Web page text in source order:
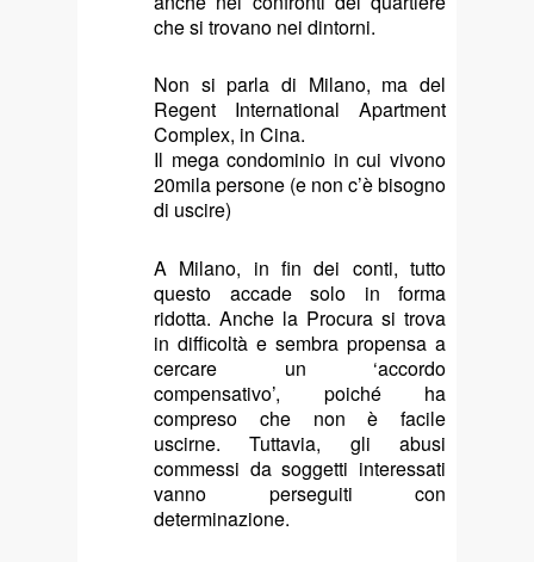
che si trovano nei dintorni.
Non si parla di Milano, ma del
Regent International Apartment
Complex, in Cina.
Il mega condominio in cui vivono
20mila persone (e non c’è bisogno
di uscire)
A Milano, in fin dei conti, tutto
questo accade solo in forma
ridotta. Anche la Procura si trova
in difficoltà e sembra propensa a
cercare un ‘accordo
compensativo’, poiché ha
compreso che non è facile
uscirne. Tuttavia, gli abusi
commessi da soggetti interessati
vanno perseguiti con
determinazione.